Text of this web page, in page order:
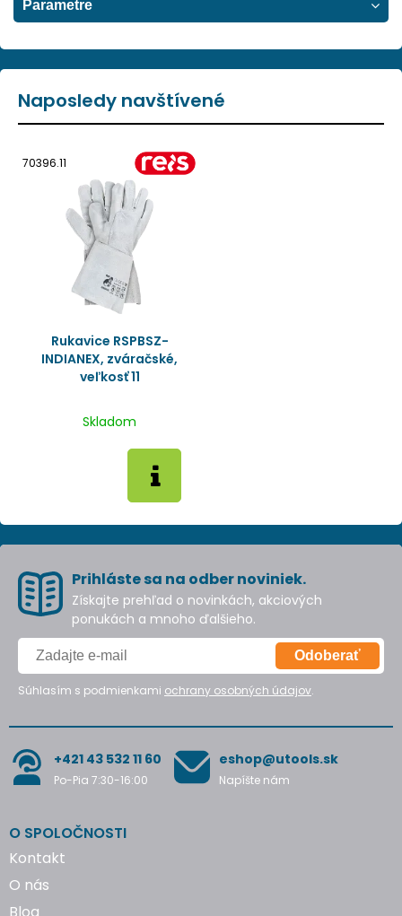
Parametre
Naposledy navštívené
70396.11
Rukavice RSPBSZ-
INDIANEX, zváračské,
veľkosť 11
Skladom
Prihláste sa na odber noviniek.
Získajte prehľad o novinkách, akciových
ponukách a mnoho ďalšieho.
Odoberať
Súhlasím s podmienkami ochrany osobných údajov.
+421 43 532 11 60
Po-Pia 7:30-16:00
eshop@utools.sk
Napíšte nám
O SPOLOČNOSTI
Kontakt
O nás